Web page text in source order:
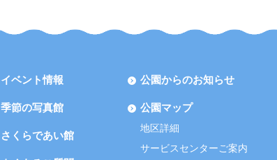
イベント情報
季節の写真館
さくらであい館
公園からのお知らせ
公園マップ
地区詳細
サービスセンターご案内